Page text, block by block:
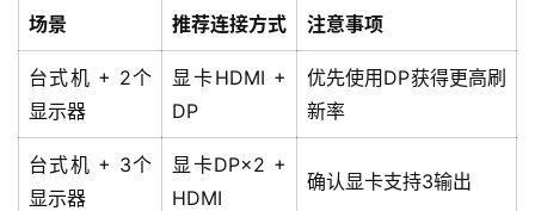
场景 推荐连接方式 注意事项
台式机 + 2个
显示器
显卡HDMI +
DP
优先使用DP获得更高刷
新率
台式机 + 3个
显示器
显卡DP×2 +
HDMI
确认显卡支持3输出